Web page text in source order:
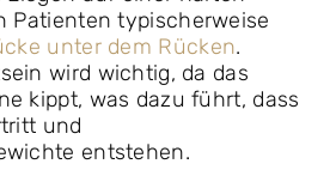
Patienten typischerweise
unter dem Rücken.
wird wichtig, da das
kippt, was dazu führt, dass
und
entstehen.